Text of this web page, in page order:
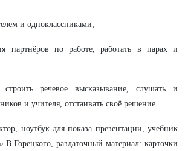
и одноклассниками;
партнёров по работе, работать в парах и
строить речевое высказывание, слушать и
и учителя, отстаивать своё решение.
ноутбук для показа презентации, учебник
В.Горецкого, раздаточный материал: карточки